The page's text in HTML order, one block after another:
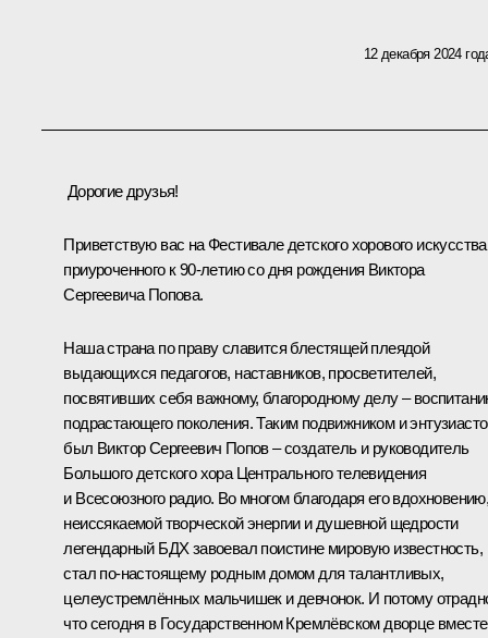
12 декабря 2024
Дорогие друзья!
Приветствую вас на Фестивале детского хорового
приуроченного к 90-летию со дня рождения Виктора
Сергеевича Попова.
Наша страна по праву славится блестящей плеядой
выдающихся педагогов, наставников, просветителей,
посвятивших себя важному, благородному делу –
подрастающего поколения. Таким подвижником и
был Виктор Сергеевич Попов – создатель и руководитель
Большого детского хора Центрального телевидения
и Всесоюзного радио. Во многом благодаря его
неиссякаемой творческой энергии и душевной щедрости
легендарный БДХ завоевал поистине мировую известность,
стал по-настоящему родным домом для талантливых,
целеустремлённых мальчишек и девчонок. И потому
что сегодня в Государственном Кремлёвском дворце вместе